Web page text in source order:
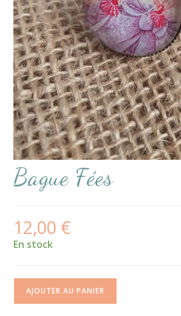
Bague Fées
12,00 €
En stock
AJOUTER AU PANIER